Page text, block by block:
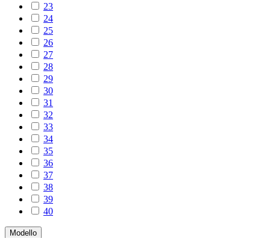
23
24
25
26
27
28
29
30
31
32
33
34
35
36
37
38
39
40
Modello